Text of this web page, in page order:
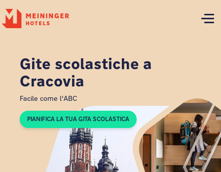
P
Gite scolastiche a
Cracovia
Facile come l'ABC
PIANIFICA LA TUA GITA SCOLASTICA